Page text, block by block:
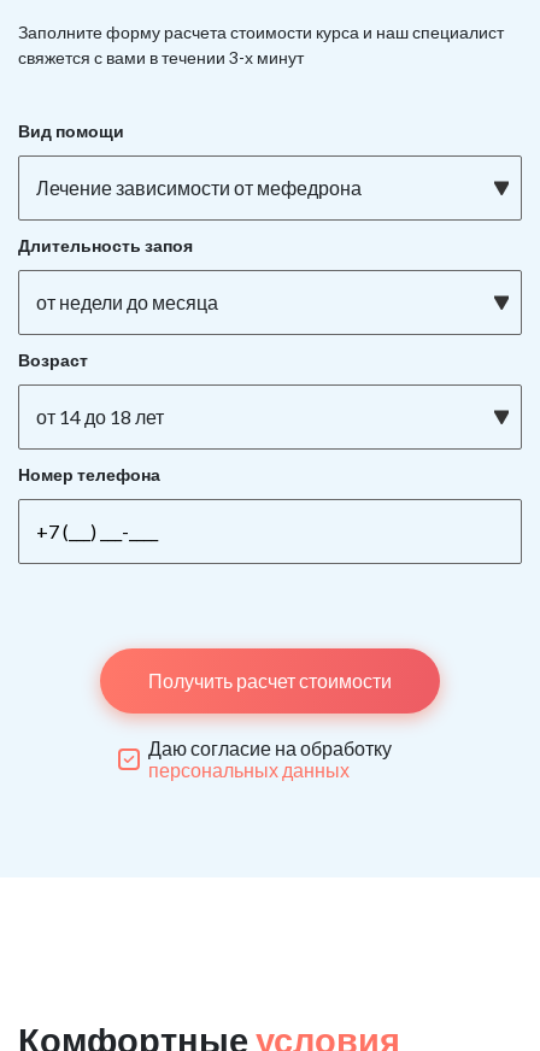
Заполните форму расчета стоимости курса и наш специалист
свяжется с вами в течении 3-х минут
Вид помощи
Лечение зависимости от мефедрона
Длительность запоя
от недели до месяца
Возраст
от 14 до 18 лет
Номер телефона
Получить расчет стоимости
Даю согласие на обработку
персональных данных
Комфортные условия